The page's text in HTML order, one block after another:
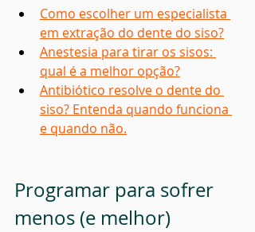
Como escolher um especialista
em extração do dente do siso?
Anestesia para tirar os sisos:
qual é a melhor opção?
Antibiótico resolve o dente do
siso? Entenda quando funciona
e quando não.
Programar para sofrer
menos (e melhor)